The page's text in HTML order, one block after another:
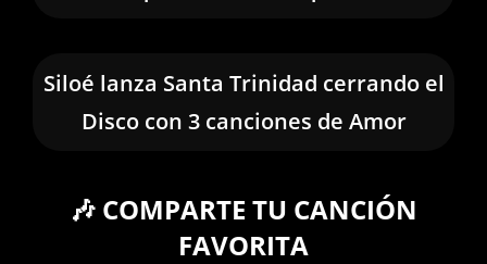
Siloé lanza Santa Trinidad cerrando el
Disco con 3 canciones de Amor
🎶 COMPARTE TU CANCIÓN
FAVORITA